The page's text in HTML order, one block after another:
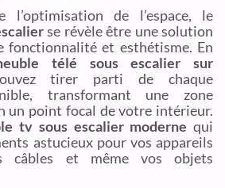
de l’espace, le
se révèle être une solution
fonctionnalité et esthétisme. En
télé sous escalier sur
tirer parti de chaque
transformant une zone
un point focal de votre intérieur.
tv sous escalier moderne qui
astucieux pour vos appareils
câbles et même vos objets